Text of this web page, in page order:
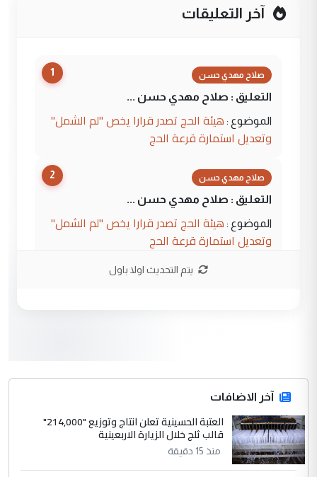
آخر التعليقات
1 صلاح مهدي حسن
التعليق : صلاح مهدي حسن ...
الموضوع : هيئة الحج تصدر قرارا يخص "لم الشمل"
وتعديل استمارة قرعة الحج
2 صلاح مهدي حسن
التعليق : صلاح مهدي حسن ...
الموضوع : هيئة الحج تصدر قرارا يخص "لم الشمل"
وتعديل استمارة قرعة الحج
المشترك لا تستهدف أية دولة ومفتوحة لانضمام
الدول الشقيقة
4 يوسف غزوان عصمت
التعليق : بكالوريوس فيزياء طبية متزوج و
زوجتي أيضا بكالوريوس سكني بغداد أرغب في
يتم التحديث اولا باول
آخر الاضافات
العتبة الحسينية تعلن انتاج وتوزيع "214,000"
قالب ثلج خلال الزيارة الاربعينية
منذ 15 دقيقة